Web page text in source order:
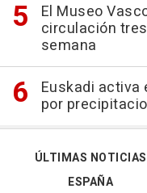
El Museo
circulación
semana
Euskadi
por
ÚLTIMAS NOTICIAS
ESPAÑA